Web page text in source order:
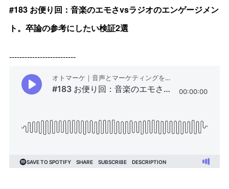
#183 お便り回：音楽のエモさvsラジオのエンゲージメン
ト。卒論の参考にしたい検証2選
--------------------------